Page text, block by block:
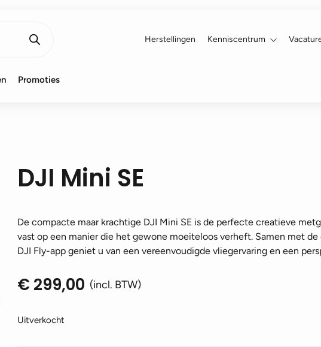
Herstellingen Kenniscentrum
Promoties
DJI Mini SE
De compacte maar krachtige DJI Mini SE is de perfecte creatieve
vast op een manier die het gewone moeiteloos verheft. Samen met
DJI Fly-app geniet u van een vereenvoudigde vliegervaring en een
€ 299,00 (incl. BTW)
Uitverkocht